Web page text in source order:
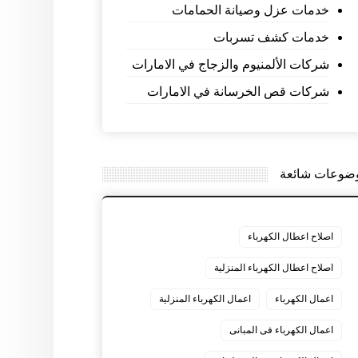
خدمات عزل وصيانة الحمامات
خدمات كشف تسربات
شركات الألمنيوم والزجاج في الامارات
شركات قص الخرسانة في الامارات
شائعة
اصلاح اعطال الكهرباء
اصلاح اعطال الكهرباء المنزلية
اعمال الكهرباء اعمال الكهرباء المنزلية
اعمال الكهرباء فى المبانى